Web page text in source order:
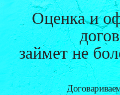
Оценка и
займетне